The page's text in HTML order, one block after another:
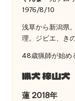
ー
ジ
送
1976/8/10
浅草から新潟県
理。ジビエ、き
48歳猟師が始め
猟犬 梓山犬
蓮 2018年